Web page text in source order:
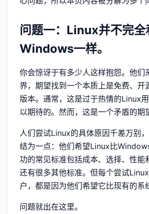
问题一：Linux并不完全
Windows一样。
你会惊讶于有多少人这样抱怨。他们
界，期望找到一个本质上是免费、
版本。通常，这是过于热情的Linux
以期待的。然而，这是一个矛盾的期
人们尝试Linux的具体原因千差万别
结为一点：他们希望Linux比
功的常见标准包括成本、选择、性能
还有很多其他标准。但每个尝试
户，都是因为他们希望它比现有的系
问题就出在这里。